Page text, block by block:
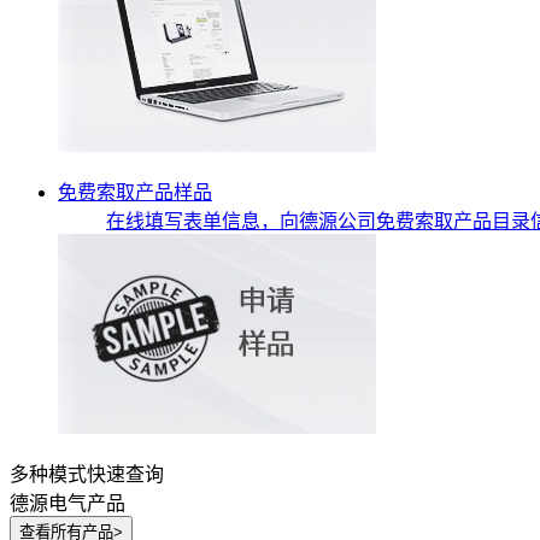
免费索取产品样品
在线填写表单信息，向德源公司免费索取产品目录
多种模式快速查询
德源电气产品
查看所有产品>